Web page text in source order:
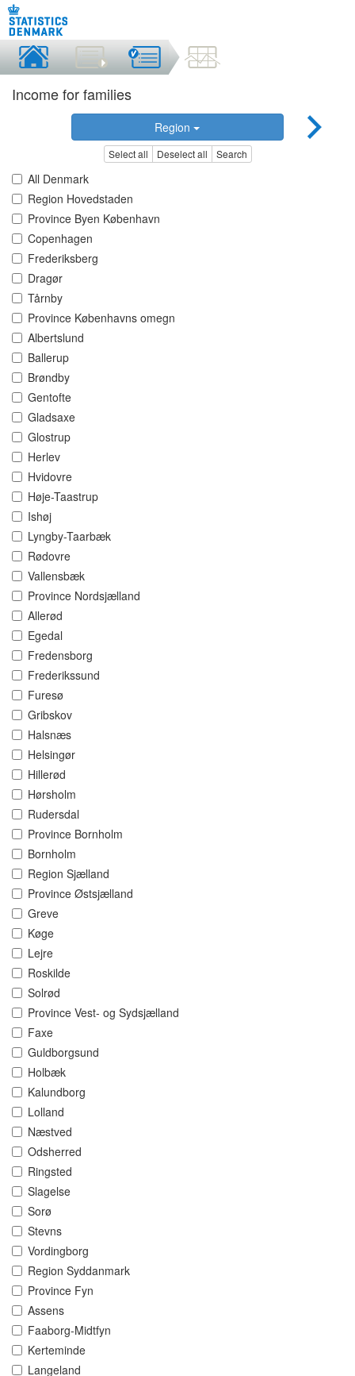
Income for families
Region
Select all Deselect all Search
All Denmark
Region Hovedstaden
Province Byen København
Copenhagen
Frederiksberg
Dragør
Tårnby
Province Københavns omegn
Albertslund
Ballerup
Brøndby
Gentofte
Gladsaxe
Glostrup
Herlev
Hvidovre
Høje-Taastrup
Ishøj
Lyngby-Taarbæk
Rødovre
Vallensbæk
Province Nordsjælland
Allerød
Egedal
Fredensborg
Frederikssund
Furesø
Gribskov
Halsnæs
Helsingør
Hillerød
Hørsholm
Rudersdal
Province Bornholm
Bornholm
Region Sjælland
Province Østsjælland
Greve
Køge
Lejre
Roskilde
Solrød
Province Vest- og Sydsjælland
Faxe
Guldborgsund
Holbæk
Kalundborg
Lolland
Næstved
Odsherred
Ringsted
Slagelse
Sorø
Stevns
Vordingborg
Region Syddanmark
Province Fyn
Assens
Faaborg-Midtfyn
Kerteminde
Langeland